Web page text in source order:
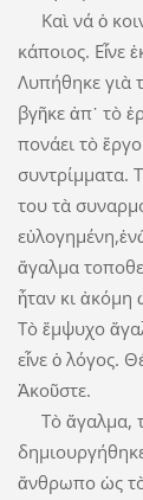
Καὶ νά ὁ
κάποιος. Εἶνε
Λυπήθηκε γιὰ
βγῆκε ἀπ᾽ τὸ
πονάει τὸ
συντρίμματα.
του τὰ
ἄγαλμα
ἦταν κι ἀκόμη
Τὸ ἔμψυχο
εἶνε ὁ λόγος.
Ἀκοῦστε.
Τὸ ἄγαλμα,
ἄνθρωπο ὡς τὸ